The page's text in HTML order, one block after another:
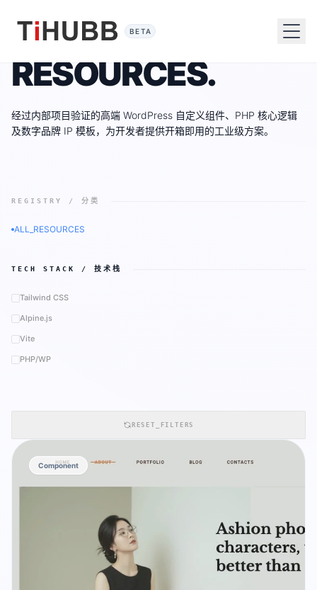
BETA
RESOURCES.
经过内部项目验证的高端 WordPress 自定义组件、PHP 核心逻辑
及数字品牌 IP 模板，为开发者提供开箱即用的工业级方案。
REGISTRY / 分类
ALL_RESOURCES
TECH STACK / 技术栈
Tailwind CSS
Alpine.js
Vite
PHP/WP
RESET_FILTERS
Component